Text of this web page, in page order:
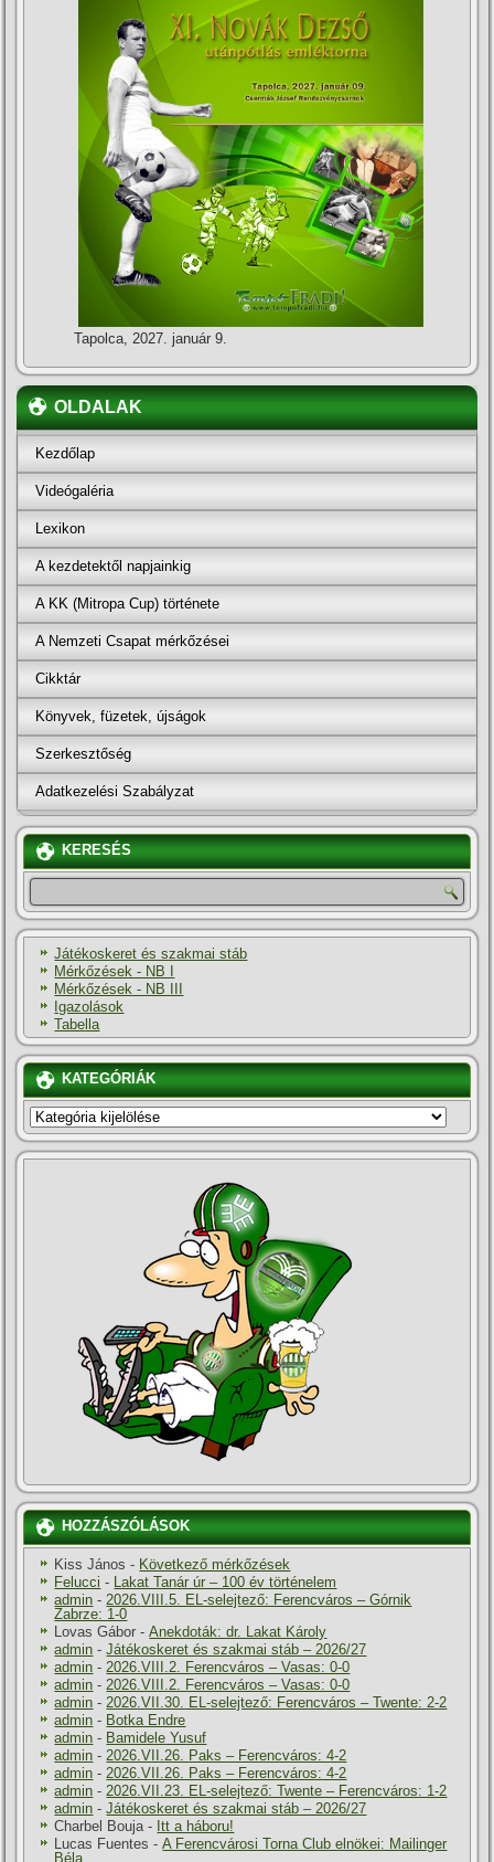
Tapolca, 2027. január 9.
OLDALAK
Kezdőlap
Videógaléria
Lexikon
A kezdetektől napjainkig
A KK (Mitropa Cup) története
A Nemzeti Csapat mérkőzései
Cikktár
Könyvek, füzetek, újságok
Szerkesztőség
Adatkezelési Szabályzat
KERESÉS
Játékoskeret és szakmai stáb
Mérkőzések - NB I
Mérkőzések - NB III
Igazolások
Tabella
KATEGÓRIÁK
KATEGÓRIÁK
HOZZÁSZÓLÁSOK
Kiss János - Következő mérkőzések
Felucci - Lakat Tanár úr – 100 év történelem
admin - 2026.VIII.5. EL-selejtező: Ferencváros – Górnik
Zabrze: 1-0
Lovas Gábor -Anekdoták: dr. Lakat Károly
admin -Játékoskeret és szakmai stáb – 2026/27
admin - 2026.VIII.2. Ferencváros – Vasas: 0-0
admin - 2026.VIII.2. Ferencváros – Vasas: 0-0
admin - 2026.VII.30. EL-selejtező: Ferencváros – Twente: 2-2
admin - Botka Endre
admin - Bamidele Yusuf
admin - 2026.VII.26. Paks – Ferencváros: 4-2
admin - 2026.VII.26. Paks – Ferencváros: 4-2
admin - 2026.VII.23. EL-selejtező: Twente – Ferencváros: 1-2
admin -Játékoskeret és szakmai stáb – 2026/27
Charbel Bouja - Itt a háboru!
Lucas Fuentes -A Ferencvárosi Torna Club elnökei: Mailinger
Béla